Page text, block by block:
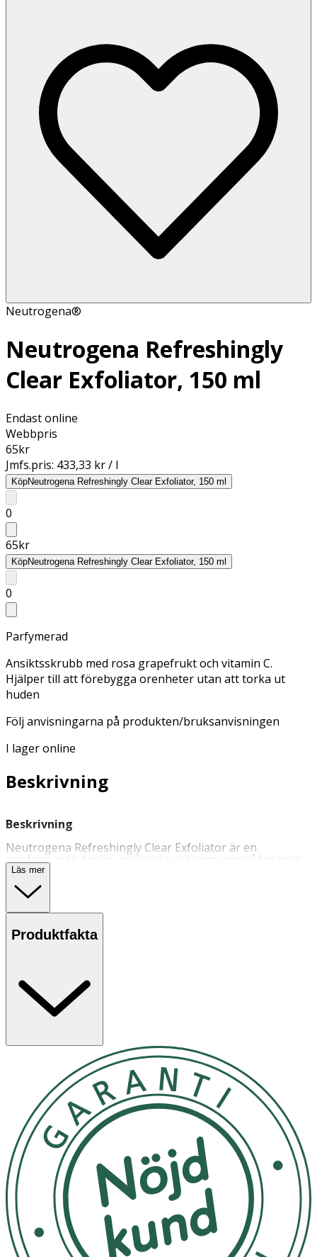
Neutrogena®
Neutrogena Refreshingly
Clear Exfoliator, 150 ml
Endast online
Webbpris
65kr
Jmfs.pris: 433,33 kr / l
KöpNeutrogena Refreshingly Clear Exfoliator, 150 ml
0
65kr
KöpNeutrogena Refreshingly Clear Exfoliator, 150 ml
0
Parfymerad
Ansiktsskrubb med rosa grapefrukt och vitamin C.
Hjälper till att förebygga orenheter utan att torka ut
huden
Följ anvisningarna på produkten/bruksanvisningen
I lager online
Beskrivning
Beskrivning
Neutrogena Refreshingly Clear Exfoliator är en
uppfriskande daglig ansiktsskrubb som innehåller rosa
grapefrukt och vitamin C. Den innehåller naturliga
exfolierande mikrokorn som rensar porerna med en
formula som rengör på djupet. Hjälper till att förebygga
orenheter utan att torka ut huden. Följ anvisningarna på
produkten/bruksanvisningen.
Användning
noga.
- Förvaras i rumstemperatur.
Aqua, Glycerin, Sodium Laureth Sulfate, Cellulose, Lauryl
Glucoside, Acrylates/C10-30 Alkyl Acrylate Crosspolymer,
Citrus Grandis Fruit Extract, Propylene Glycol, Sodium
Benzotriazolyl Butylphenol Sulfonate, Disodium EDTA,
Citric Acid, Sodium Hydroxide, Sodium Ascorbyl
Phosphate, Sodium Benzoate, Parfum, CI 16035, CI
60725. [PR-0000650].
Läs mer
Produktfakta